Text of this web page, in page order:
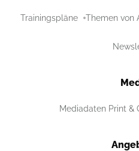
Trainingspläne Themen von
Mediadaten Print &